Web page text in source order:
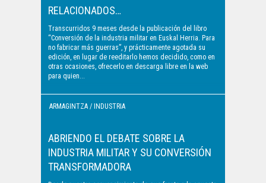
RELACIONADOS…
Transcurridos 9 meses desde la publicación del libro
“Conversión de la industria militar en Euskal Herria. Para
no fabricar más guerras”, y prácticamente agotada su
edición, en lugar de reeditarlo hemos decidido, como en
otras ocasiones, ofrecerlo en descarga libre en la web
para quien...
ARMAGINTZA / INDUSTRIA
ABRIENDO EL DEBATE SOBRE LA
INDUSTRIA MILITAR Y SU CONVERSIÓN
TRANSFORMADORA